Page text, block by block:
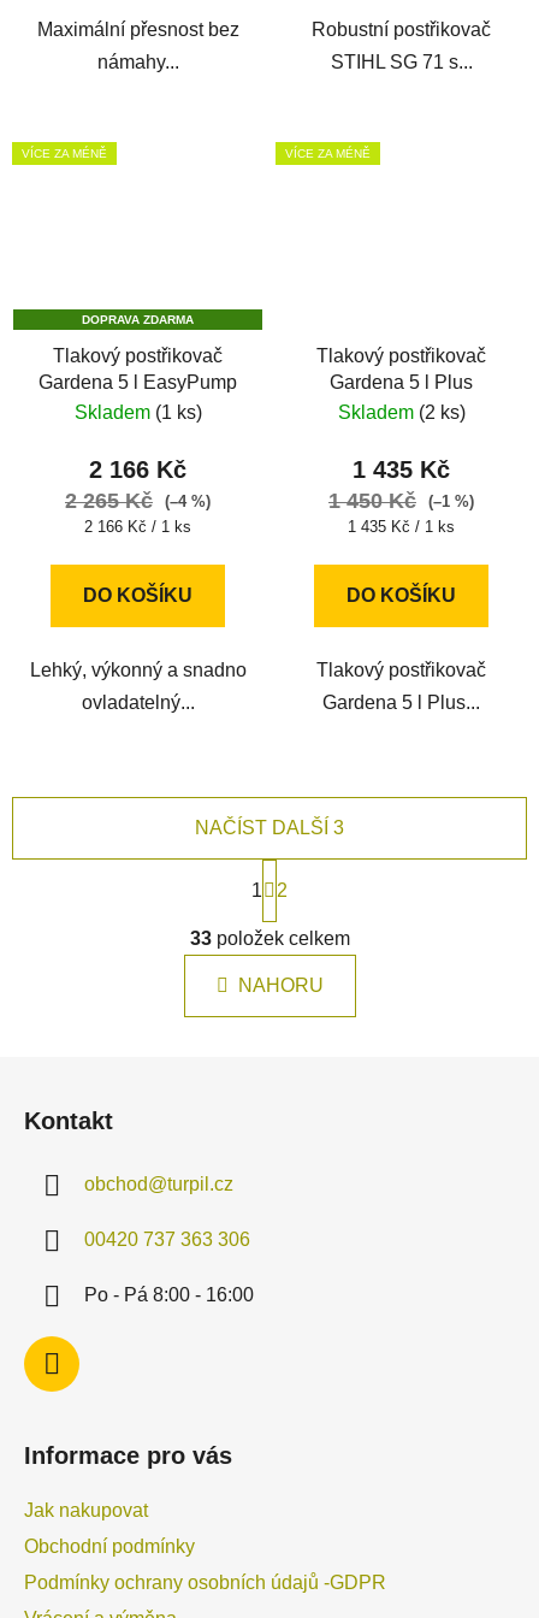
Maximální přesnost bez
námahy...
Robustní postřikovač
STIHL SG 71 s...
VÍCE ZA MÉNĚ
DOPRAVA ZDARMA
Tlakový postřikovač
Gardena 5 l EasyPump
Skladem (1 ks)
2 166 Kč
2 265 Kč
(–4 %)
Měrná
2 166 Kč / 1 ks
DO KOŠÍKU
Lehký, výkonný a snadno
ovladatelný...
VÍCE ZA MÉNĚ
Tlakový postřikovač
Gardena 5 l Plus
Skladem (2 ks)
1 435 Kč
1 450 Kč
(–1 %)
Měrná
1 435 Kč / 1 ks
DO KOŠÍKU
Tlakový postřikovač
Gardena 5 l Plus...
O
v
l
á
d
NAČÍST DALŠÍ 3
t
r
á
n
k
1 2
33položek celkem
NAHORU
Kontakt
obchod@turpil.cz
00420 737 363 306
Po - Pá 8:00 - 16:00
Informace pro vás
Jak nakupovat
Obchodní podmínky
Podmínky ochrany osobních údajů -GDPR